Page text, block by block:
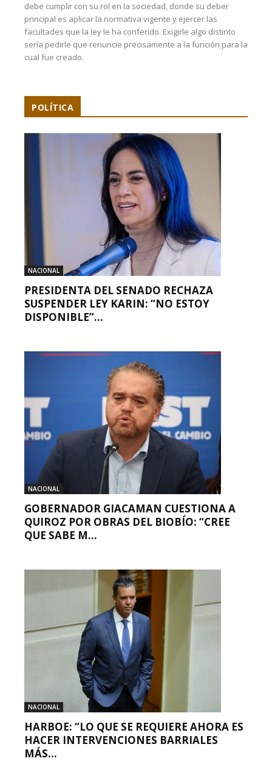
debe cumplir con su rol en la sociedad, donde su deber
principal es aplicar la normativa vigente y ejercer las
facultades que la ley le ha conferido. Exigirle algo distinto
sería pedirle que renuncie precisamente a la función para la
cual fue creado.
POLÍTICA
NACIONAL
PRESIDENTA DEL SENADO RECHAZA
SUSPENDER LEY KARIN: “NO ESTOY
DISPONIBLE”...
NACIONAL
GOBERNADOR GIACAMAN CUESTIONA A
QUIROZ POR OBRAS DEL BIOBÍO: “CREE
QUE SABE M...
NACIONAL
HARBOE: “LO QUE SE REQUIERE AHORA ES
HACER INTERVENCIONES BARRIALES
MÁS...